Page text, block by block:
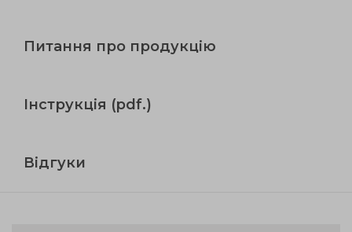
Питання про продукцію
Інструкція (pdf.)
Відгуки